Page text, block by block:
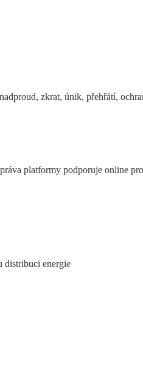
zkrat, únik, přehřátí,
platformy podporuje online
energie